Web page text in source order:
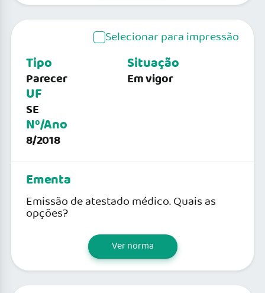
Selecionar para impressão
Tipo
Parecer
UF
SE
Nº/Ano
8/2018
Situação
Em vigor
Ementa
Emissão de atestado médico. Quais as
opções?
Ver norma